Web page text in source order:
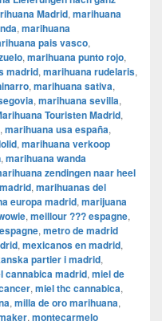
Madrid, marihuana
, marihuana
pais vasco,
, marihuana punto rojo,
madrid, marihuana rudelaris,
, marihuana sativa,
, marihuana sevilla,
Touristen Madrid,
, marihuana usa españa,
, marihuana verkoop
, marihuana wanda
zendingen naar heel
, marihuanas del
europa madrid, marijuana
, meillour ??? espagne,
, metro de madrid
, mexicanos en madrid,
partier i madrid,
cannabica madrid, miel de
, miel thc cannabica,
, milla de oro marihuana,
, montecarmelo